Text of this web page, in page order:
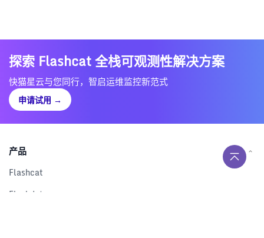
探索 Flashcat 全栈可观测性解决方案
快猫星云与您同行，智启运维监控新范式
申请试用 →
产品
Flashcat
Flashduty